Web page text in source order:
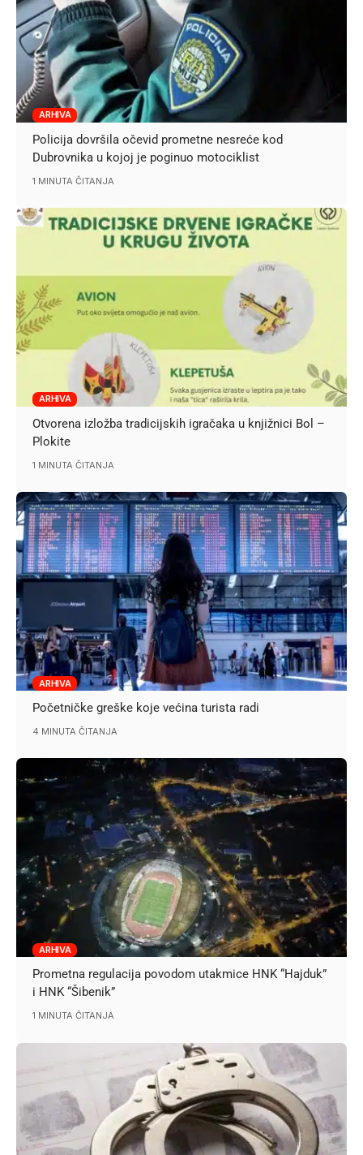
ARHIVA
Policija dovršila očevid prometne nesreće kod
Dubrovnika u kojoj je poginuo motociklist
1 MINUTA ČITANJA
ARHIVA
Otvorena izložba tradicijskih igračaka u knjižnici Bol –
Plokite
1 MINUTA ČITANJA
ARHIVA
Početničke greške koje većina turista radi
4 MINUTA ČITANJA
ARHIVA
Prometna regulacija povodom utakmice HNK “Hajduk”
i HNK “Šibenik”
1 MINUTA ČITANJA